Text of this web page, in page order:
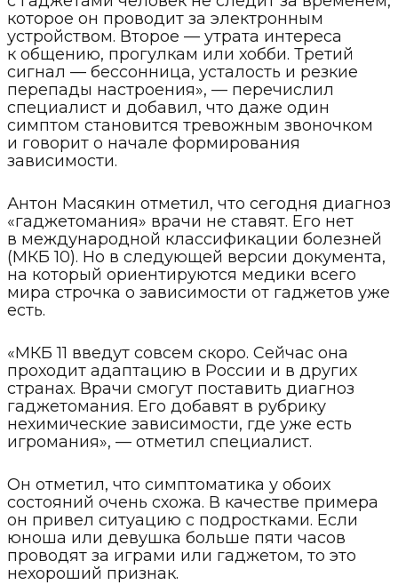
которое он проводит за электронным
устройством. Второе — утрата интереса
к общению, прогулкам или хобби. Третий
сигнал — бессонница, усталость и резкие
перепады настроения», — перечислил
специалист и добавил, что даже один
симптом становится тревожным звоночком
и говорит о начале формирования
зависимости.
Антон Масякин отметил, что сегодня диагноз
«гаджетомания» врачи не ставят. Его нет
в международной классификации болезней
(МКБ 10). Но в следующей версии документа,
на который ориентируются медики всего
мира строчка о зависимости от гаджетов уже
есть.
«МКБ 11 введут совсем скоро. Сейчас она
проходит адаптацию в России и в других
странах. Врачи смогут поставить диагноз
гаджетомания. Его добавят в рубрику
нехимические зависимости, где уже есть
игромания», — отметил специалист.
Он отметил, что симптоматика у обоих
состояний очень схожа. В качестве примера
он привел ситуацию с подростками. Если
юноша или девушка больше пяти часов
проводят за играми или гаджетом, то это
нехороший признак.